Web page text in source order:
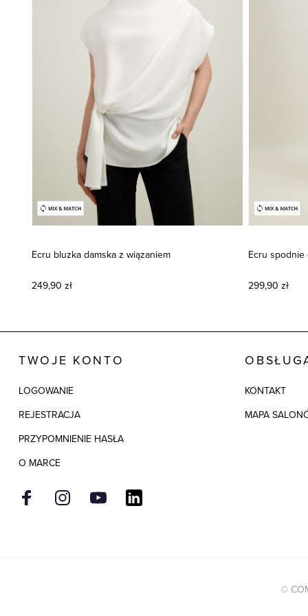
Ecru bluzka damska z wiązaniem
249,90 zł
Ecru spodnie
299,90 zł
TWOJE KONTO
LOGOWANIE
REJESTRACJA
PRZYPOMNIENIE HASŁA
O MARCE
KONTAKT
MAPA
©